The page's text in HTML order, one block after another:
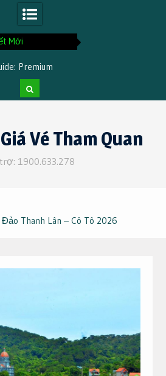
Mới
Premium
and Mobile
Vé Tham Quan
1900.633.278
Thanh Lân – Cô Tô 2026